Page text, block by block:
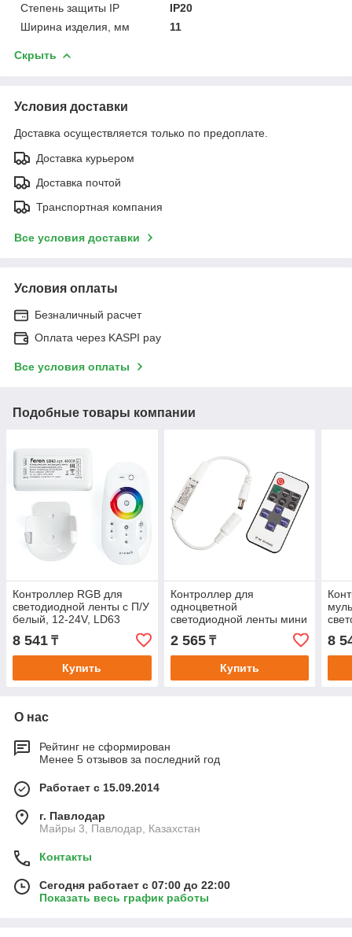
Степень защиты IP
IP20
Ширина изделия, мм
11
Скрыть
Условия доставки
Доставка осуществляется только по предоплате.
Доставка курьером
Доставка почтой
Транспортная компания
Все условия доставки
Условия оплаты
Безналичный расчет
Оплата через KASPI pay
Все условия оплаты
Подобные товары компании
Контроллер RGB для
светодиодной ленты с П/У
белый, 12-24V, LD63
8 541 ₸
Купить
Контроллер для
одноцветной
светодиодной ленты мини
с П/У белый, 12-24V, LD65
2 565₸
Купить
8
О нас
Рейтинг не сформирован
Менее 5 отзывов за последний год
Работает с 15.09.2014
г. Павлодар
Майры 3, Павлодар, Казахстан
Контакты
Сегодня работает с 07:00 до 22:00
Показать весь график работы